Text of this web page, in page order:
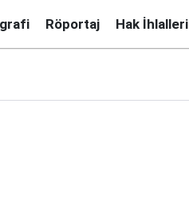
Röportaj Hak İhlalleri